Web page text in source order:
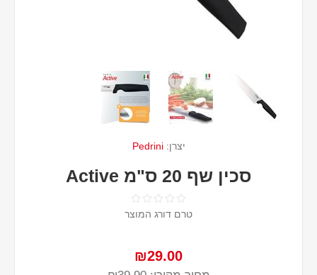
יצרן: Pedrini
סכין שף 20 ס"מ Active
טרם דורג המוצר
₪29.00